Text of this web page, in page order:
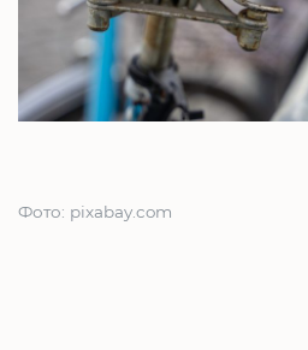
Фото: pixabay.com